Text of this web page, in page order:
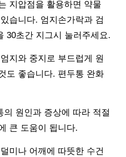
지압점을 활용하면 약물
습니다. 엄지손가락과 검
30초간 지그시 눌러주세요.
지와 중지로 부드럽게 원
도 좋습니다. 편두통 완화
의 원인과 증상에 따라 적절
큰 도움이 됩니다.
미나 어깨에 따뜻한 수건